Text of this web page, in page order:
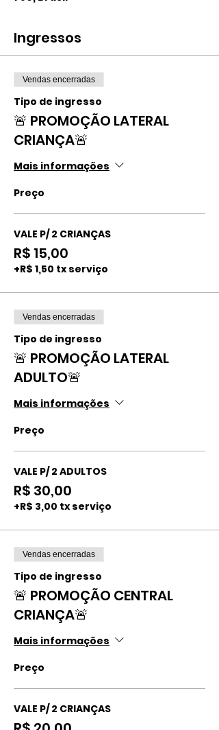
Ingressos
Vendas encerradas
Tipo de ingresso
🚨 PROMOÇÃO LATERAL
CRIANÇA🚨
Mais informações
Preço
VALE P/ 2 CRIANÇAS
R$ 15,00
+R$ 1,50 tx serviço
Vendas encerradas
Tipo de ingresso
🚨 PROMOÇÃO LATERAL
ADULTO🚨
Mais informações
Preço
VALE P/ 2 ADULTOS
R$ 30,00
+R$ 3,00 tx serviço
Vendas encerradas
Tipo de ingresso
🚨 PROMOÇÃO CENTRAL
CRIANÇA🚨
Mais informações
Preço
VALE P/ 2 CRIANÇAS